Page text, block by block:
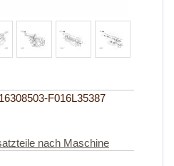
F016L35387
nach Maschine